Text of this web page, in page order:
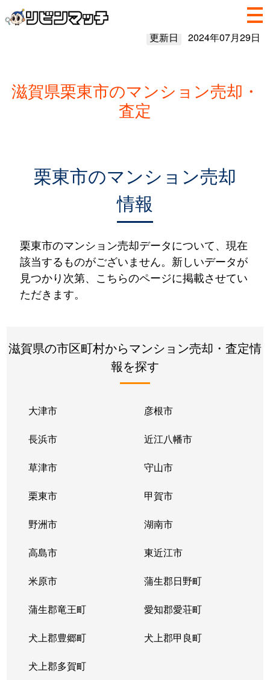
更新日 2024年07月29日
滋賀県栗東市のマンション売却・
査定
栗東市のマンション売却
情報
栗東市のマンション売却データについて、現在
該当するものがございません。新しいデータが
見つかり次第、こちらのページに掲載させてい
ただきます。
滋賀県の市区町村からマンション売却・査定情
報を探す
大津市 彦根市
長浜市 近江八幡市
草津市 守山市
栗東市 甲賀市
野洲市 湖南市
高島市 東近江市
米原市 蒲生郡日野町
蒲生郡竜王町 愛知郡愛荘町
犬上郡豊郷町 犬上郡甲良町
犬上郡多賀町